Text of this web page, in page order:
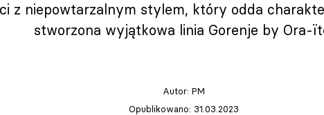
z niepowtarzalnym stylem, który odda
stworzona wyjątkowa linia Gorenje by Ora-
Autor: PM
Opublikowano: 31.03.2023